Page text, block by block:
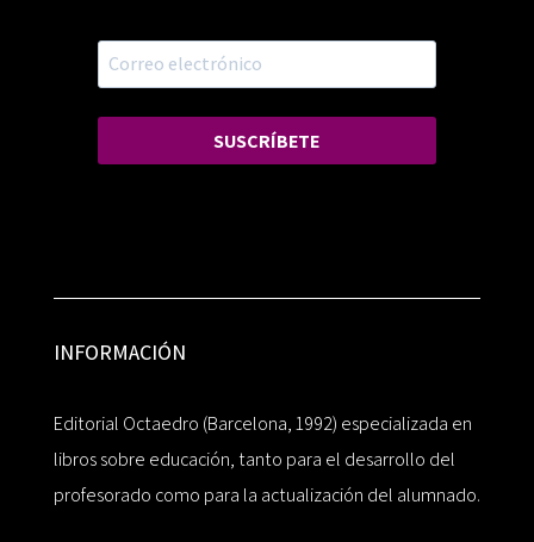
SUSCRÍBETE
INFORMACIÓN
Editorial Octaedro (Barcelona, 1992) especializada en
libros sobre educación, tanto para el desarrollo del
profesorado como para la actualización del alumnado.